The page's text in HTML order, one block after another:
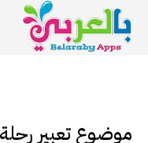
موضوع تعبير